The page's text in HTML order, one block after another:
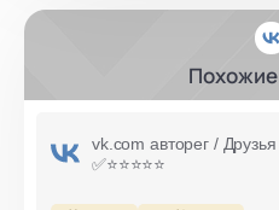
vk.com авторег /
✅⭐️⭐️⭐️⭐️⭐️